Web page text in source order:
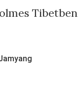
Tibetben